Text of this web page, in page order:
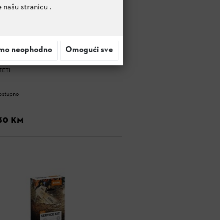
SAPNICA 2-U-1 ZA
C-E
KM
stranicu .
neophodno Omogući sve